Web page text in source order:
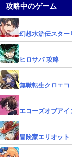
攻略中のゲーム
幻想水滸伝スター
ヒロサバ 攻略
無職転生クロエコ
エコーズオブア
冒険家エリオット